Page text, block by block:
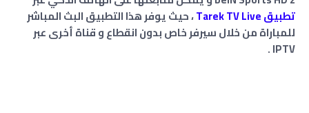
تطبيق Tarek TV Live
، حيث يوفر هذا التطبيق البث المباشر
للمباراة من خلال سيرفر خاص بدون انقطاع و قناة أخرى عبر
IPTV .